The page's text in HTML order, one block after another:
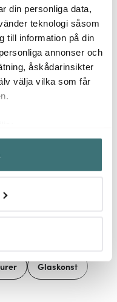
din personliga data,
teknologi såsom
till information på din
annonser och
åskådarinsikter
välja vilka som får
plats som
till flera meter
aktivt skanna den för
uppgifter
samtycke när som
och annonserna
Arabia
Redo för
30 cl Sommar
329 kr 321 kr
våra kunder
Glaskonst